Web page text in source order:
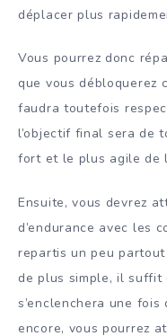
déplacer plus
Vous pourrez donc
que vous débloquerez
faudra toutefois
l’objectif final sera de
fort et le plus agile de
Ensuite, vous devrez
d’endurance avec les
repartis un peu
de plus simple, il
s’enclenchera une fois
encore, vous pourrez